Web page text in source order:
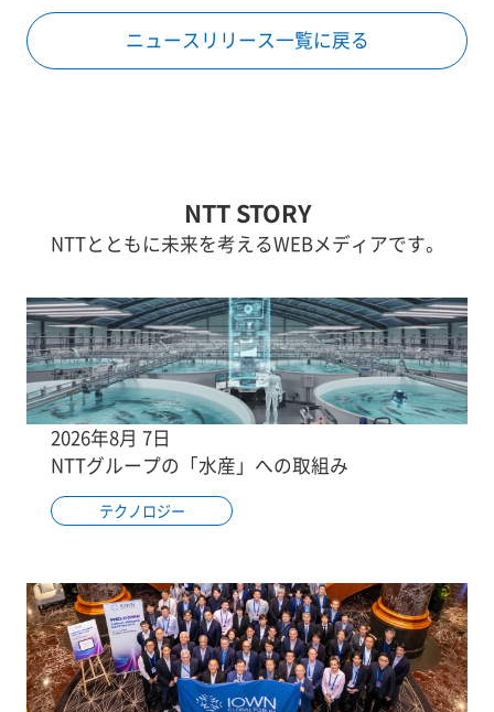
ニュースリリース一覧に戻る
NTT STORY
NTTとともに未来を考えるWEBメディアです。
2026年8月 7日
NTTグループの「水産」への取組み
テクノロジー